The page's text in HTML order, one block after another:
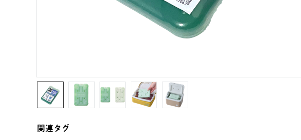
関連タグ